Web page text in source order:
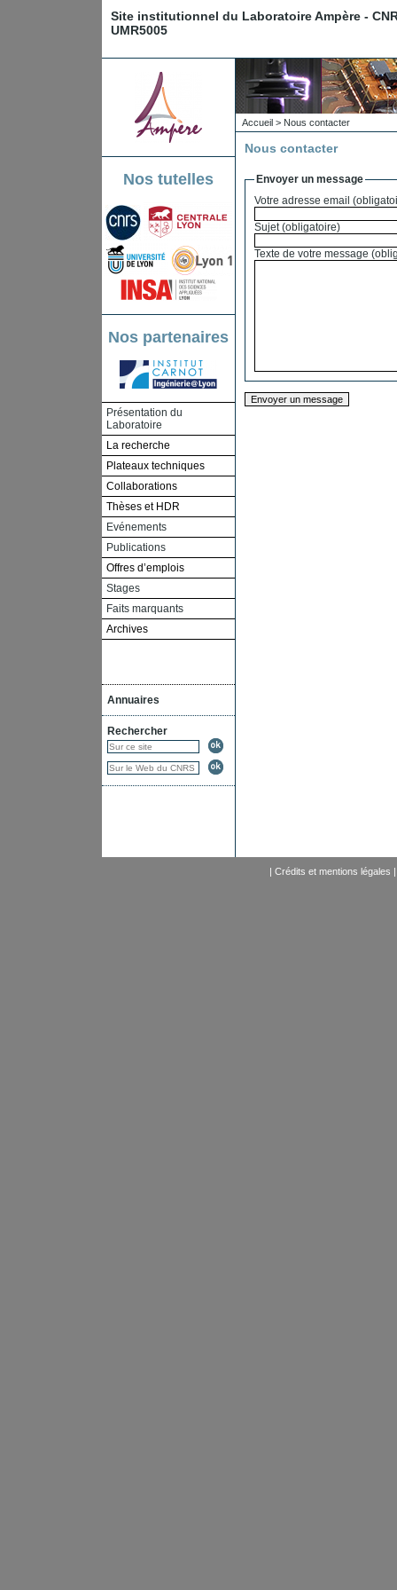
Site institutionnel du Laboratoire Ampère -
UMR5005
Nos tutelles
Nos partenaires
Présentation du
Laboratoire
La recherche
Plateaux techniques
Collaborations
Thèses et HDR
Evénements
Publications
Offres d’emplois
Stages
Faits marquants
Archives
Annuaires
Rechercher
Accueil > Nous contacter
Nous contacter
Envoyer un message
Votre adresse email
Sujet (obligatoire)
Texte de votre
| Crédits et mentions légales